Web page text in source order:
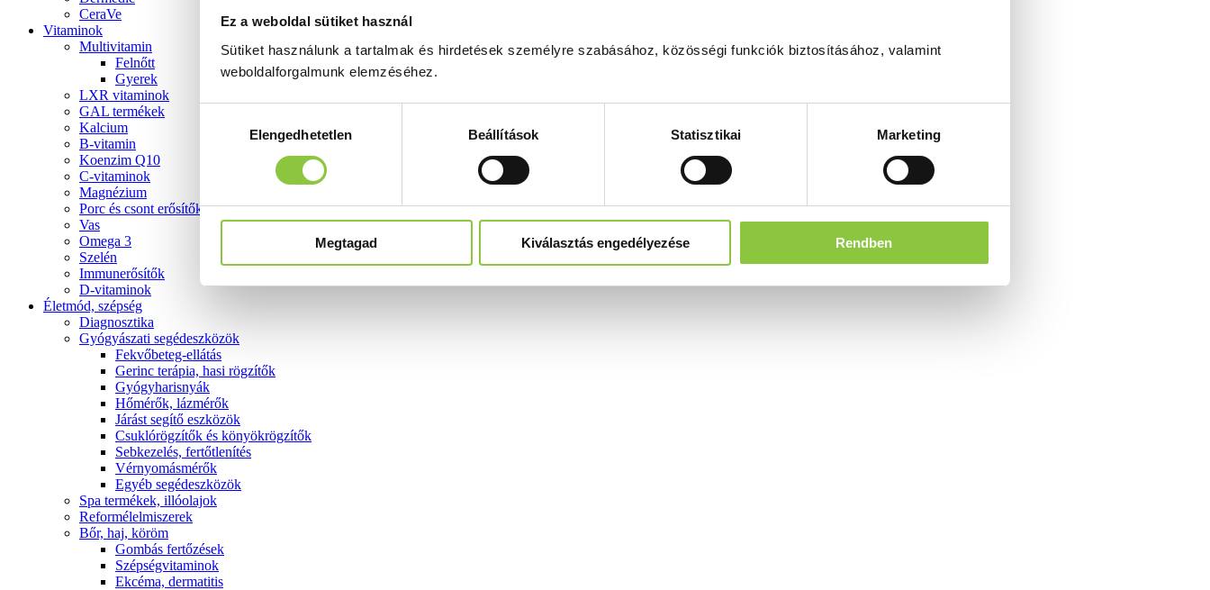
Ez a weboldal sütiket használ
Sütiket használunk a tartalmak és hirdetések személyre szabásához, közösségi funkciók biztosításához, valamint
weboldalforgalmunk elemzéséhez.
kiválasztásaElengedhetetlen Beállítások Statisztikai Marketing
Megtagad Kiválasztás engedélyezése Rendben
CeraVe
Vitaminok
Multivitamin
Felnőtt
Gyerek
LXR vitaminok
GAL termékek
Kalcium
B-vitamin
Koenzim Q10
C-vitaminok
Magnézium
Porc és csont erősítők
Vas
Omega 3
Szelén
Immunerősítők
D-vitaminok
Életmód, szépség
Diagnosztika
Gyógyászati segédeszközök
Fekvőbeteg-ellátás
Gerinc terápia, hasi rögzítők
Gyógyharisnyák
Hőmérők, lázmérők
Járást segítő eszközök
Csuklórögzítők és könyökrögzítők
Sebkezelés, fertőtlenítés
Vérnyomásmérők
Egyéb segédeszközök
Spa termékek, illóolajok
Reformélelmiszerek
Bőr, haj, köröm
Gombás fertőzések
Szépségvitaminok
Ekcéma, dermatitis